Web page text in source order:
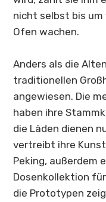
nicht selbst bis um
Ofen wachen.
Anders als die
traditionellen
angewiesen. Die
haben ihre
die Läden dienen
vertreibt ihre
Peking, außerdem
Dosenkollektion
die Prototypen